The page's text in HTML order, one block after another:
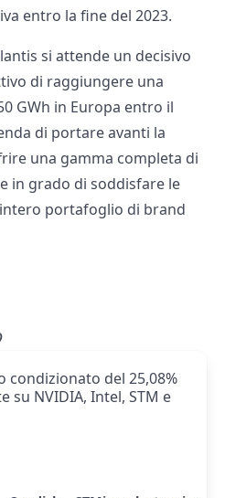
entro la fine del 2023.
si attende un decisivo
di raggiungere una
GWh in Europa entro il
di portare avanti la
una gamma completa di
in grado di soddisfare le
portafoglio di brand
condizionato del 25,08%
su NVIDIA, Intel, STM e